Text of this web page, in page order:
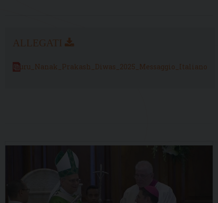
Guru_Nanak_Prakash_Diwas_2025_Messaggio_Italiano